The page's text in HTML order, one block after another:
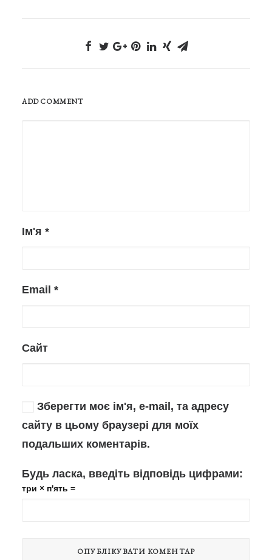
ADD COMMENT
Ім'я *
Email *
Сайт
Зберегти моє ім'я, e-mail, та адресу
сайту в цьому браузері для моїх
подальших коментарів.
Будь ласка, введіть відповідь цифрами:
три × п'ять =